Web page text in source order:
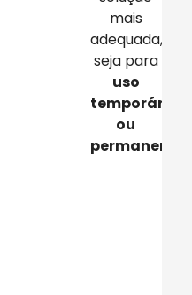
mais
adequada,
seja para
uso
temporário
ou
permanente